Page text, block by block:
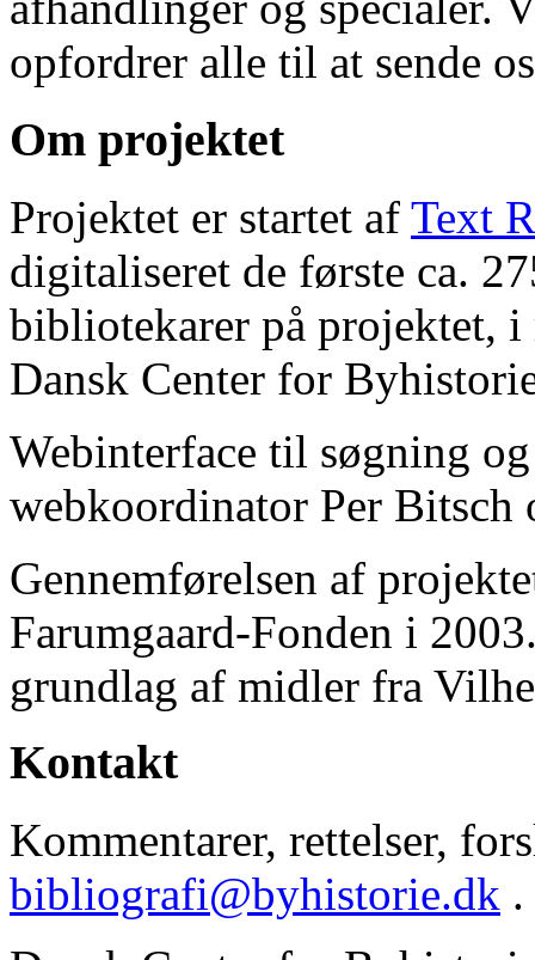
opfordrer alle til at sende
Om projektet
Projektet er startet af Text
digitaliseret de første ca.
bibliotekarer på projektet, i
Dansk Center for
Webinterface til søgning
webkoordinator Per Bitsch
Gennemførelsen af
Farumgaard-Fonden i
grundlag af midler fra
Kontakt
Kommentarer, rettelser,
bibliografi@byhistorie.dk .